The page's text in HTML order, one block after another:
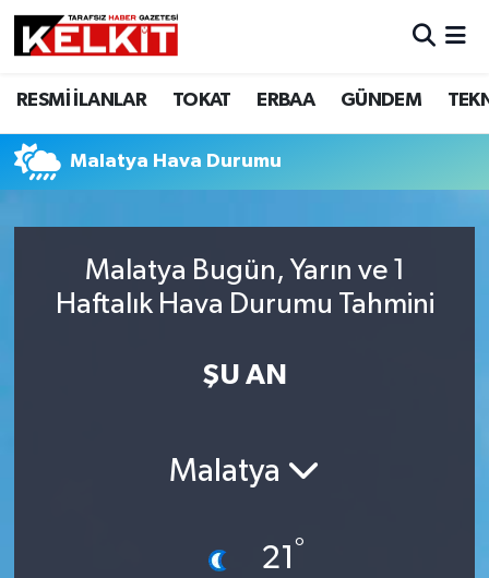
RESMİ İLANLAR TOKAT ERBAA GÜNDEM
Malatya Hava Durumu
Malatya Bugün, Yarın ve 1
Haftalık Hava Durumu Tahmini
ŞU AN
Malatya
21 °